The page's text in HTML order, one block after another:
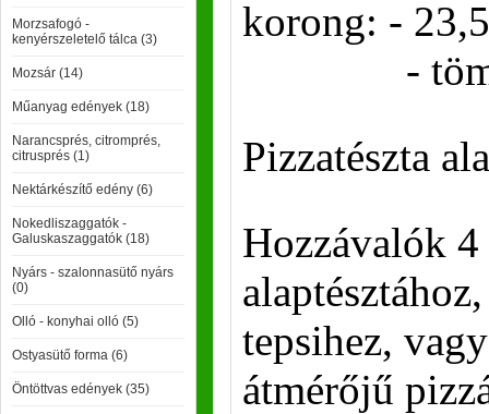
Morzsafogó -
kenyérszeletelő tálca (3)
Mozsár (14)
Műanyag edények (18)
Narancsprés, citromprés,
citrusprés (1)
Nektárkészítő edény (6)
Nokedliszaggatók -
Galuskaszaggatók (18)
Nyárs - szalonnasütő nyárs
(0)
Olló - konyhai olló (5)
Ostyasütő forma (6)
Öntöttvas edények (35)
korong: -
- tömeg:
Pizzatészta
Hozzávalók
tepsihez,
átmérőjű